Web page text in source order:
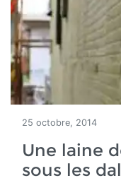
25 octobre, 2014
Une laine
sous les